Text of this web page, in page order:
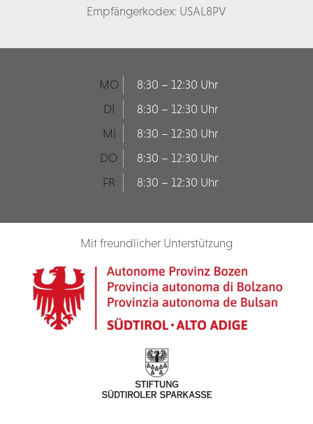
Empfängerkodex: USAL8PV
MO
8:30 – 12:30 Uhr
DI
8:30 – 12:30 Uhr
MI
8:30 – 12:30 Uhr
DO
8:30 – 12:30 Uhr
FR
8:30 – 12:30 Uhr
Mit freundlicher Unterstützung